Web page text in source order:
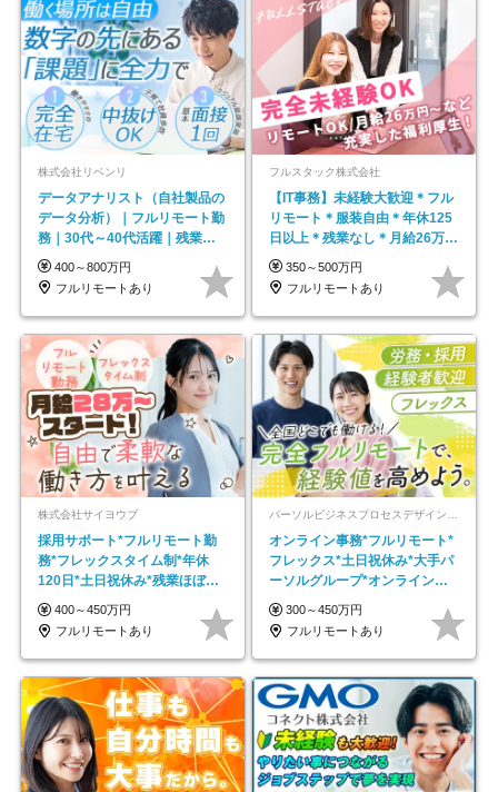
株式会社リベンリ
データアナリスト（自社製品の
データ分析）｜フルリモート勤
務｜30代～40代活躍｜残業少
なめ｜子育て社員多数活躍
400～800万円
フルリモートあり
フルスタック株式会社
【IT事務】未経験大歓迎＊フル
リモート＊服装自由＊年休125
日以上＊残業なし＊月給26万円
以上
350～500万円
フルリモートあり
株式会社サイヨウブ
採用サポート*フルリモート勤
務*フレックスタイム制*年休
120日*土日祝休み*残業ほぼな
し*育児中社員8割以上
400～450万円
フルリモートあり
パーソルビジネスプロセスデザイン株式会社 事業開発本部
オンライン事務*フルリモート*
フレックス*土日祝休み*大手パ
ーソルグループ*オンライン面
接*30～40代活躍中
300～450万円
フルリモートあり